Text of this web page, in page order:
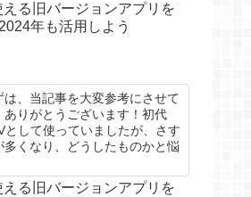
る旧バージョンアプリを
年も活用しよう
、当記事を大変参考にさせて
ありがとうございます！初代
として使っていましたが、さす
くなり、どうしたものかと悩
る旧バージョンアプリを